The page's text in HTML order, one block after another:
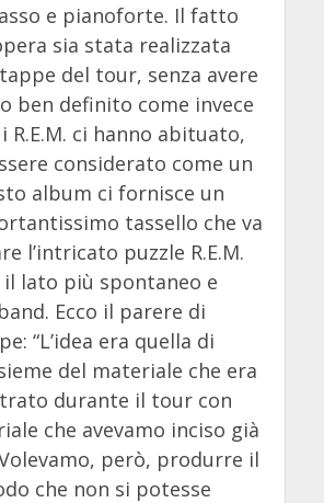
e pianoforte. Il fatto
sia stata realizzata
del tour, senza avere
ben definito come invece
R.E.M. ci hanno abituato,
considerato come un
album ci fornisce un
tassello che va
l’intricato puzzle R.E.M.
lato più spontaneo e
Ecco il parere di
“L’idea era quella di
del materiale che era
durante il tour con
che avevamo inciso già
però, produrre il
che non si potesse